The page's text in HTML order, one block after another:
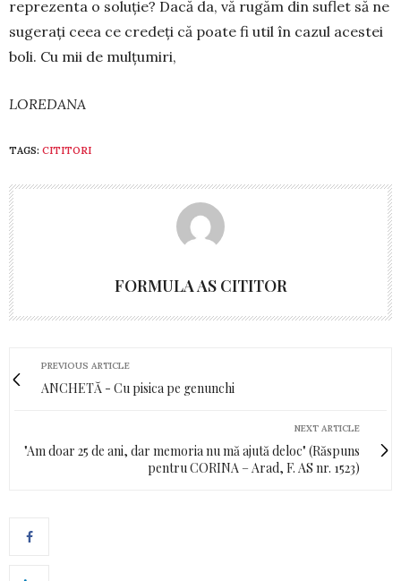
re­prezenta o so­luție? Dacă da, vă rugăm din suflet să ne
su­ge­rați ceea ce credeți că poate fi util în cazul acestei
boli. Cu mii de mul­țumiri,
LOREDANA
TAGS: CITITORI
FORMULA AS CITITOR
PREVIOUS ARTICLE
ANCHETĂ - Cu pisica pe genunchi
NEXT ARTICLE
"Am doar 25 de ani, dar memoria nu mă ajută deloc" (Răspuns
pentru CORINA – Arad, F. AS nr. 1523)